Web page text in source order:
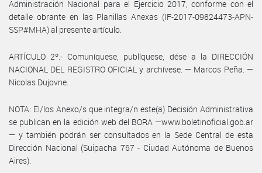
Administración Nacional para el Ejercicio 2017, conforme con el
detalle obrante en las Planillas Anexas (IF-2017-09824473-APN-
SSP#MHA) al presente artículo.
ARTÍCULO 2º.- Comuníquese, publíquese, dése a la DIRECCIÓN
NACIONAL DEL REGISTRO OFICIAL y archívese. — Marcos Peña. —
Nicolas Dujovne.
NOTA: El/los Anexo/s que integra/n este(a) Decisión Administrativa
se publican en la edición web del BORA —www.boletinoficial.gob.ar
— y también podrán ser consultados en la Sede Central de esta
Dirección Nacional (Suipacha 767 - Ciudad Autónoma de Buenos
Aires).